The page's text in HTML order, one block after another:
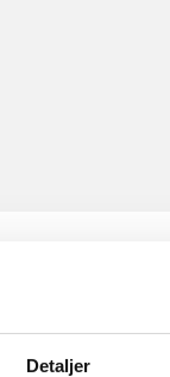
Detaljer